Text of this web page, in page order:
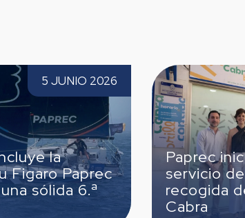
Paprec inicia el nuevo servicio de
y recogida de residuos en Cabra
2 JUNIO 2026
Paprec inicia el nuevo
servicio de limpieza y
recogida de residuos en